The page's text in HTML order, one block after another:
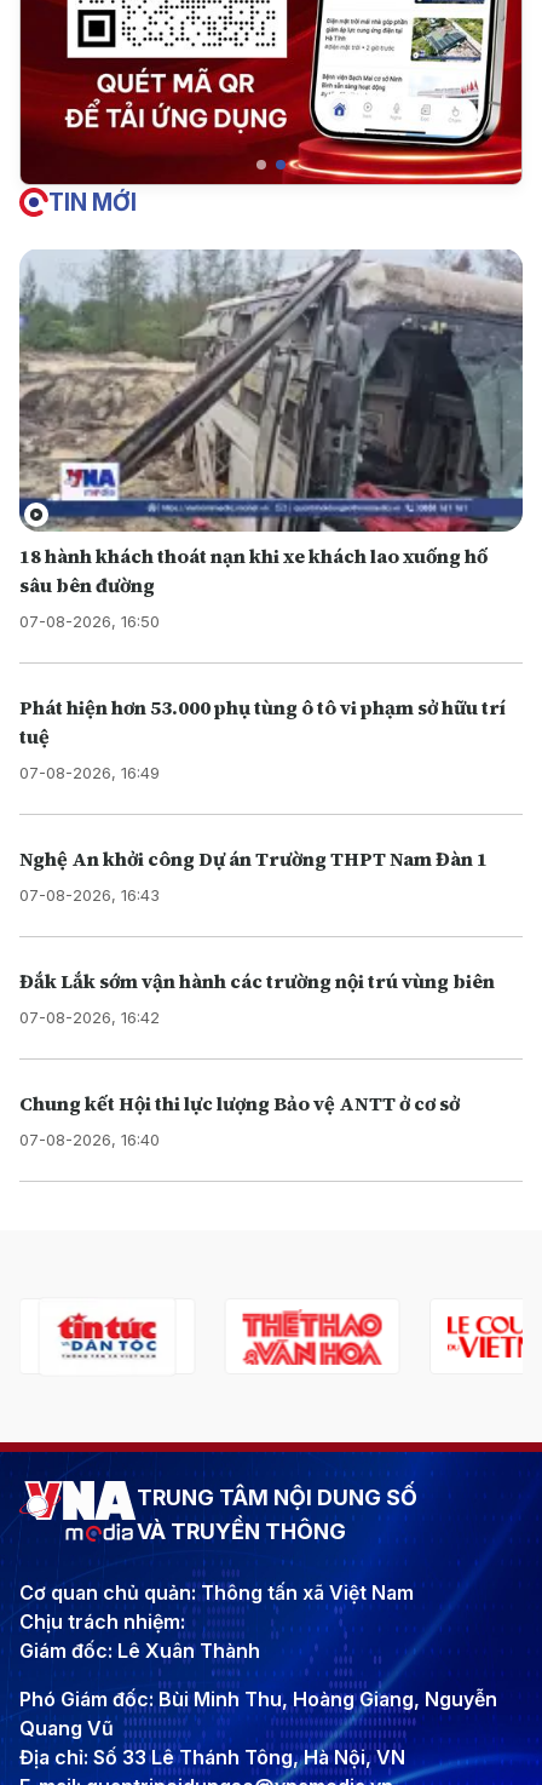
TIN MỚI
18 hành khách thoát nạn khi xe khách lao xuống hố
sâu bên đường
07-08-2026, 16:50
Phát hiện hơn 53.000 phụ tùng ô tô vi phạm sở hữu trí
tuệ
07-08-2026, 16:49
Nghệ An khởi công Dự án Trường THPT Nam Đàn 1
07-08-2026, 16:43
Đắk Lắk sớm vận hành các trường nội trú vùng biên
07-08-2026, 16:42
Chung kết Hội thi lực lượng Bảo vệ ANTT ở cơ sở
07-08-2026, 16:40
TRUNG TÂM NỘI DUNG SỐ
VÀ TRUYỀN THÔNG
Cơ quan chủ quản: Thông tấn xã Việt Nam
Chịu trách nhiệm:
Giám đốc: Lê Xuân Thành
Phó Giám đốc: Bùi Minh Thu, Hoàng Giang, Nguyễn
Quang Vũ
Địa chỉ: Số 33 Lê Thánh Tông, Hà Nội, VN